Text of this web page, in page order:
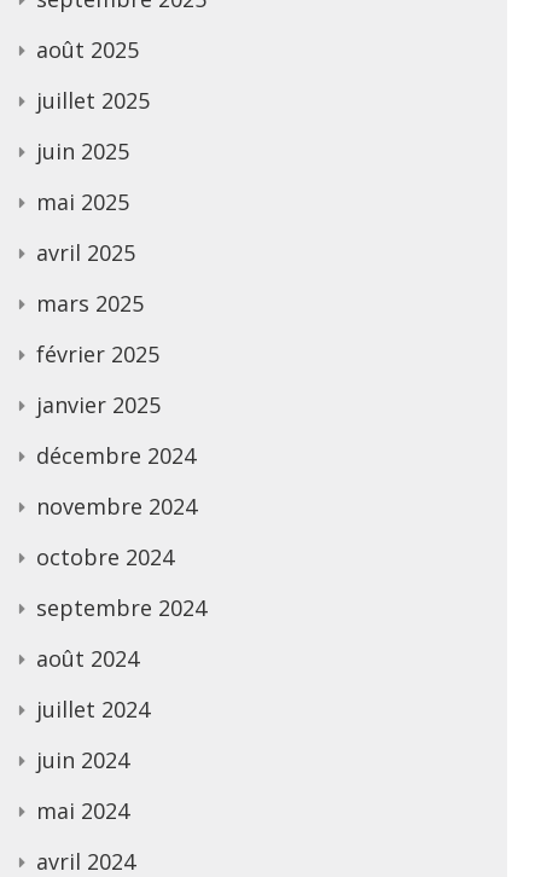
août 2025
juillet 2025
juin 2025
mai 2025
avril 2025
mars 2025
février 2025
janvier 2025
décembre 2024
novembre 2024
octobre 2024
septembre 2024
août 2024
juillet 2024
juin 2024
mai 2024
avril 2024